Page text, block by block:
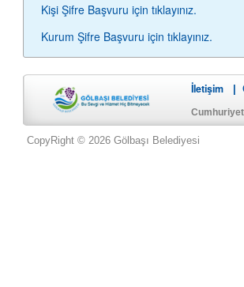
Kişi Şifre Başvuru için tıklayınız.
Kurum Şifre Başvuru için tıklayınız.
İletişim
CopyRight © 2026 Gölbaşı Belediyesi